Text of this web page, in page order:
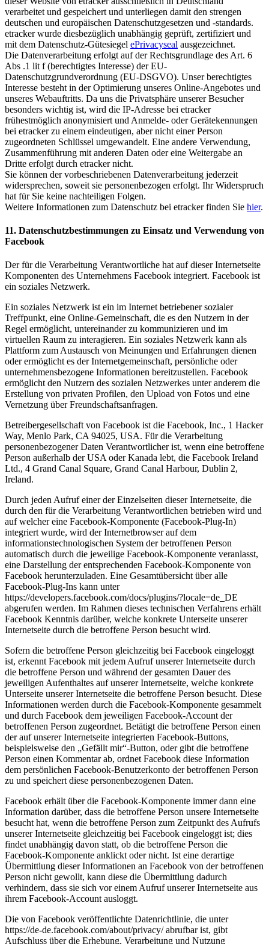
verarbeitet und gespeichert und unterliegen damit den strengen
deutschen und europäischen Datenschutzgesetzen und -standards.
etracker wurde diesbezüglich unabhängig geprüft, zertifiziert und
mit dem Datenschutz-Gütesiegel ePrivacyseal ausgezeichnet.
Die Datenverarbeitung erfolgt auf der Rechtsgrundlage des Art. 6
Abs .1 lit f (berechtigtes Interesse) der EU-
Datenschutzgrundverordnung (EU-DSGVO). Unser berechtigtes
Interesse besteht in der Optimierung unseres Online-Angebotes und
unseres Webauftritts. Da uns die Privatsphäre unserer Besucher
besonders wichtig ist, wird die IP-Adresse bei etracker
frühestmöglich anonymisiert und Anmelde- oder Gerätekennungen
bei etracker zu einem eindeutigen, aber nicht einer Person
zugeordneten Schlüssel umgewandelt. Eine andere Verwendung,
Zusammenführung mit anderen Daten oder eine Weitergabe an
Dritte erfolgt durch etracker nicht.
Sie können der vorbeschriebenen Datenverarbeitung jederzeit
widersprechen, soweit sie personenbezogen erfolgt. Ihr Widerspruch
hat für Sie keine nachteiligen Folgen.
Weitere Informationen zum Datenschutz bei etracker finden Sie hier.
11. Datenschutzbestimmungen zu Einsatz und Verwendung von
Facebook
Der für die Verarbeitung Verantwortliche hat auf dieser Internetseite
Komponenten des Unternehmens Facebook integriert. Facebook ist
ein soziales Netzwerk.
Ein soziales Netzwerk ist ein im Internet betriebener sozialer
Treffpunkt, eine Online-Gemeinschaft, die es den Nutzern in der
Regel ermöglicht, untereinander zu kommunizieren und im
virtuellen Raum zu interagieren. Ein soziales Netzwerk kann als
Plattform zum Austausch von Meinungen und Erfahrungen dienen
oder ermöglicht es der Internetgemeinschaft, persönliche oder
unternehmensbezogene Informationen bereitzustellen. Facebook
ermöglicht den Nutzern des sozialen Netzwerkes unter anderem die
Erstellung von privaten Profilen, den Upload von Fotos und eine
Vernetzung über Freundschaftsanfragen.
Betreibergesellschaft von Facebook ist die Facebook, Inc., 1 Hacker
Way, Menlo Park, CA 94025, USA. Für die Verarbeitung
personenbezogener Daten Verantwortlicher ist, wenn eine betroffene
Person außerhalb der USA oder Kanada lebt, die Facebook Ireland
Ltd., 4 Grand Canal Square, Grand Canal Harbour, Dublin 2,
Ireland.
Durch jeden Aufruf einer der Einzelseiten dieser Internetseite, die
durch den für die Verarbeitung Verantwortlichen betrieben wird und
auf welcher eine Facebook-Komponente (Facebook-Plug-In)
integriert wurde, wird der Internetbrowser auf dem
informationstechnologischen System der betroffenen Person
automatisch durch die jeweilige Facebook-Komponente veranlasst,
eine Darstellung der entsprechenden Facebook-Komponente von
Facebook herunterzuladen. Eine Gesamtübersicht über alle
Facebook-Plug-Ins kann unter
https://developers.facebook.com/docs/plugins/?locale=de_DE
abgerufen werden. Im Rahmen dieses technischen Verfahrens erhält
Facebook Kenntnis darüber, welche konkrete Unterseite unserer
Internetseite durch die betroffene Person besucht wird.
Sofern die betroffene Person gleichzeitig bei Facebook eingeloggt
ist, erkennt Facebook mit jedem Aufruf unserer Internetseite durch
die betroffene Person und während der gesamten Dauer des
jeweiligen Aufenthaltes auf unserer Internetseite, welche konkrete
Unterseite unserer Internetseite die betroffene Person besucht. Diese
Informationen werden durch die Facebook-Komponente gesammelt
und durch Facebook dem jeweiligen Facebook-Account der
betroffenen Person zugeordnet. Betätigt die betroffene Person einen
der auf unserer Internetseite integrierten Facebook-Buttons,
beispielsweise den „Gefällt mir“-Button, oder gibt die betroffene
Person einen Kommentar ab, ordnet Facebook diese Information
dem persönlichen Facebook-Benutzerkonto der betroffenen Person
zu und speichert diese personenbezogenen Daten.
Facebook erhält über die Facebook-Komponente immer dann eine
Information darüber, dass die betroffene Person unsere Internetseite
besucht hat, wenn die betroffene Person zum Zeitpunkt des Aufrufs
unserer Internetseite gleichzeitig bei Facebook eingeloggt ist; dies
findet unabhängig davon statt, ob die betroffene Person die
Facebook-Komponente anklickt oder nicht. Ist eine derartige
Übermittlung dieser Informationen an Facebook von der betroffenen
Person nicht gewollt, kann diese die Übermittlung dadurch
verhindern, dass sie sich vor einem Aufruf unserer Internetseite aus
ihrem Facebook-Account ausloggt.
Die von Facebook veröffentlichte Datenrichtlinie, die unter
https://de-de.facebook.com/about/privacy/ abrufbar ist, gibt
Aufschluss über die Erhebung, Verarbeitung und Nutzung